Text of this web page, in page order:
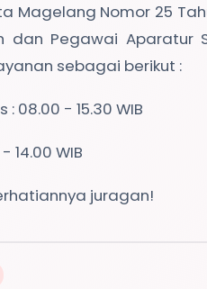
Magelang Nomor 25
dan Pegawai Aparatur
sebagai berikut :
: 08.00 - 15.30 WIB
14.00 WIB
juragan!